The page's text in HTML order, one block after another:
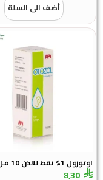
أضف الى السلة
اوتوزول 1% نقط للاذن 10 مل
8,30